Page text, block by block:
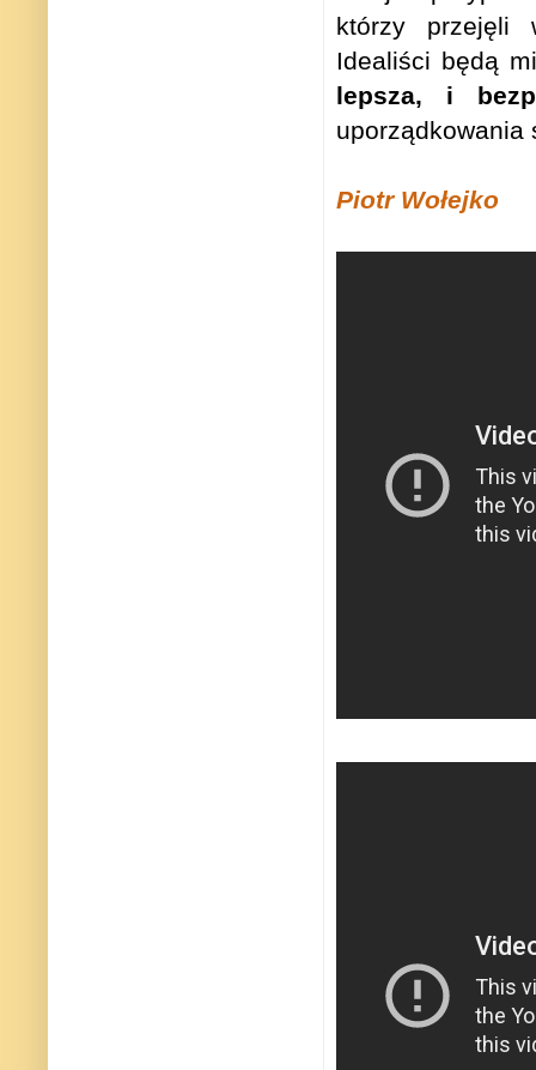
którzy przejęli
Idealiści będą
lepsza, i
uporządkowania
Piotr Wołejko